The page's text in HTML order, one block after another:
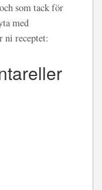
som tack för
med
ni receptet: